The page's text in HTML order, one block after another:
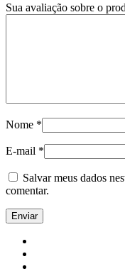
Sua avaliação sobre o
Nome *
E-mail *
Salvar meus dados
comentar.